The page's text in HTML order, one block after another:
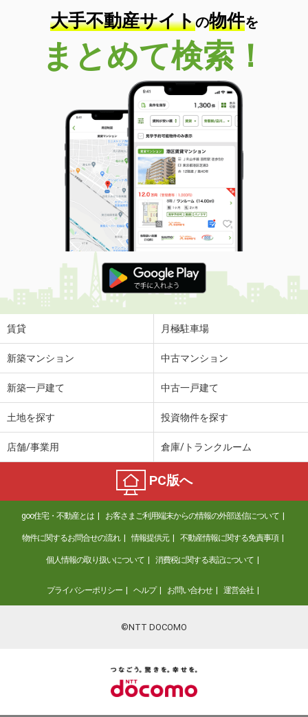
大手不動産サイトの物件を
まとめて検索！
賃貸 月極駐車場
新築マンション 中古マンション
新築一戸建て 中古一戸建て
土地を探す 投資物件を探す
店舗/事業用 倉庫/トランクルーム
PC版へ
goo住宅・不動産とは お客さまご利用端末からの情報の外部送信について
物件に関するお問合せの流れ 情報提供元 不動産情報に関する免責事項
個人情報の取り扱いについて 消費税に関する表記について
プライバシーポリシー ヘルプ お問い合わせ 運営会社
©NTT DOCOMO